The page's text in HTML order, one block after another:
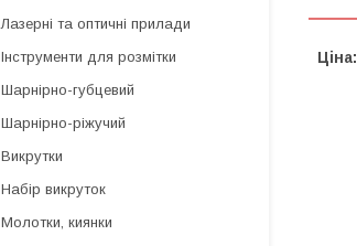
Ціна:
Лазерні та оптичні прилади
Інструменти для розмітки
Шарнірно-губцевий
Шарнірно-ріжучий
Викрутки
Набір викруток
Молотки, киянки